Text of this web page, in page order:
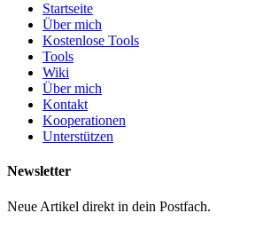
Startseite
Über mich
Kostenlose Tools
Tools
Wiki
Über mich
Kontakt
Kooperationen
Unterstützen
Newsletter
Neue Artikel direkt in dein Postfach.